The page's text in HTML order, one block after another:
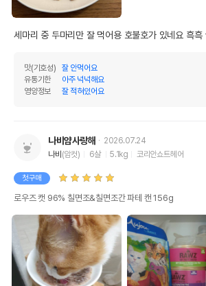
세마리 중 두마리만 잘 먹어용 호불호가 있네요 흑흑
맛(기호성)
잘 안먹어요
유통기한
아주 넉넉해요
영양정보
잘 적혀있어요
나비얌사랑해
2026.07.24
나비 (암컷) 6살 5.1kg 코리안쇼트헤어
첫구매
로우즈 캣 96% 칠면조&칠면조간 파테 캔 156g